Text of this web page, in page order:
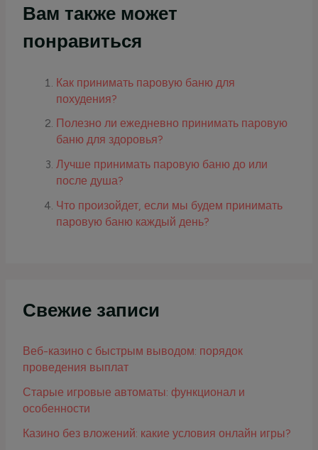
Вам также может
понравиться
Как принимать паровую баню для
похудения?
Полезно ли ежедневно принимать паровую
баню для здоровья?
Лучше принимать паровую баню до или
после душа?
Что произойдет, если мы будем принимать
паровую баню каждый день?
Свежие записи
Веб-казино с быстрым выводом: порядок
проведения выплат
Старые игровые автоматы: функционал и
особенности
Казино без вложений: какие условия онлайн игры?